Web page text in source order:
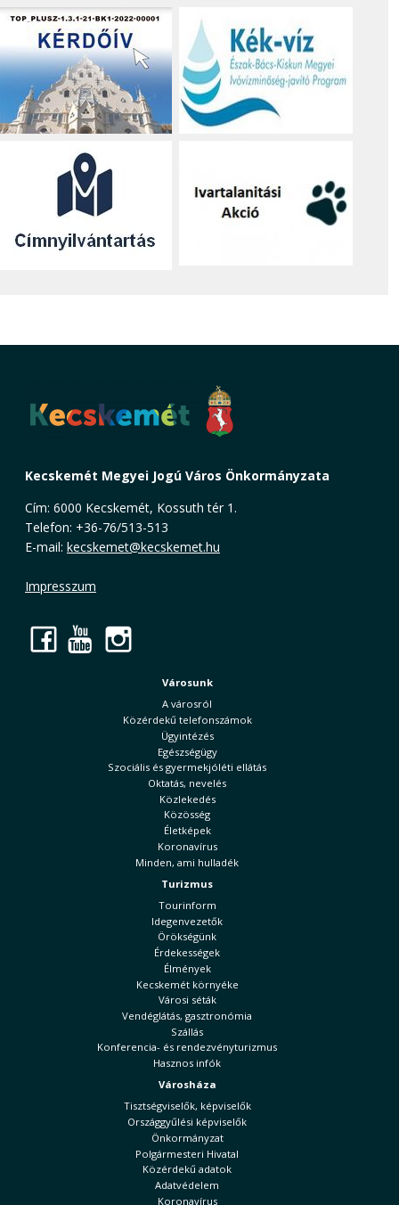
Kecskemét Megyei Jogú Város Önkormányzata
Cím: 6000 Kecskemét, Kossuth tér 1.
Telefon: +36-76/513-513
E-mail: kecskemet@kecskemet.hu
Impresszum
Facebook
YouTube
Városunk
A városról
Közérdekű telefonszámok
Ügyintézés
Egészségügy
Szociális és gyermekjóléti ellátás
Oktatás, nevelés
Közlekedés
Közösség
Életképek
Koronavírus
Minden, ami hulladék
Turizmus
Tourinform
Idegenvezetők
Örökségünk
Érdekességek
Élmények
Kecskemét környéke
Városi séták
Vendéglátás, gasztronómia
Szállás
Konferencia- és rendezvényturizmus
Hasznos infók
Városháza
Tisztségviselők, képviselők
Országgyűlési képviselők
Önkormányzat
Polgármesteri Hivatal
Közérdekű adatok
Adatvédelem
Koronavírus